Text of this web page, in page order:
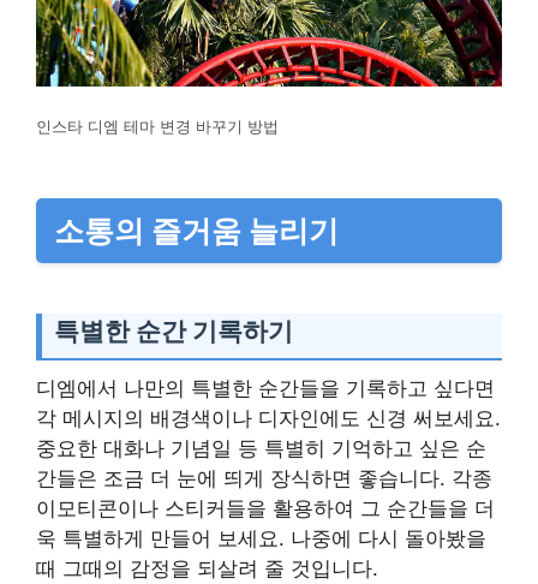
인스타 디엠 테마 변경 바꾸기 방법
소통의 즐거움 늘리기
특별한 순간 기록하기
디엠에서 나만의 특별한 순간들을 기록하고 싶다면
각 메시지의 배경색이나 디자인에도 신경 써보세요.
중요한 대화나 기념일 등 특별히 기억하고 싶은 순
간들은 조금 더 눈에 띄게 장식하면 좋습니다. 각종
이모티콘이나 스티커들을 활용하여 그 순간들을 더
욱 특별하게 만들어 보세요. 나중에 다시 돌아봤을
때 그때의 감정을 되살려 줄 것입니다.